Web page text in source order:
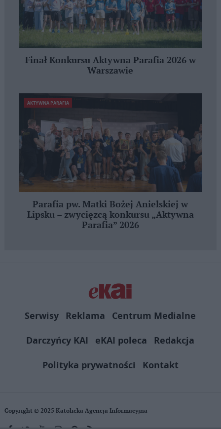
Finał Konkursu Aktywna Parafia 2026 w
Warszawie
AKTYWNA PARAFIA
Parafia pw. Matki Bożej Anielskiej w
Lipsku – zwycięzcą konkursu „Aktywna
Parafia” 2026
Serwisy Reklama
Centrum Medialne
Darczyńcy KAI
eKAI poleca
Redakcja
Polityka prywatności
Kontakt
Copyright © 2025 Katolicka Agencja Informacyjna